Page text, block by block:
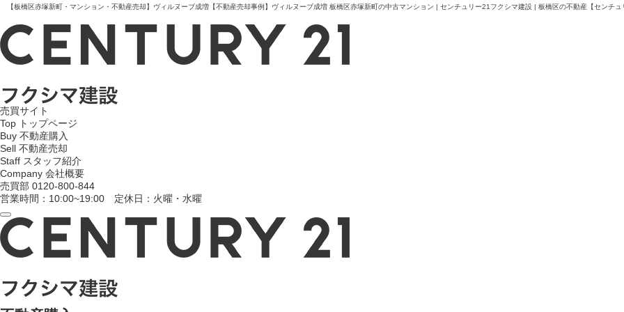
【板橋区赤塚新町・マンション・不動産売却】ヴィルヌーブ成増【不動産売却事例】ヴィルヌーブ成増 板橋区赤塚新町の中古マンション | センチュリー21フクシマ建設 | 板橋区の不動産【センチュ
売買サイト
Top トップページ
Buy 不動産購入
Sell 不動産売却
Staff スタッフ紹介
Company 会社概要
売買部 0120-800-844
営業時間：10:00~19:00 定休日：火曜・水曜